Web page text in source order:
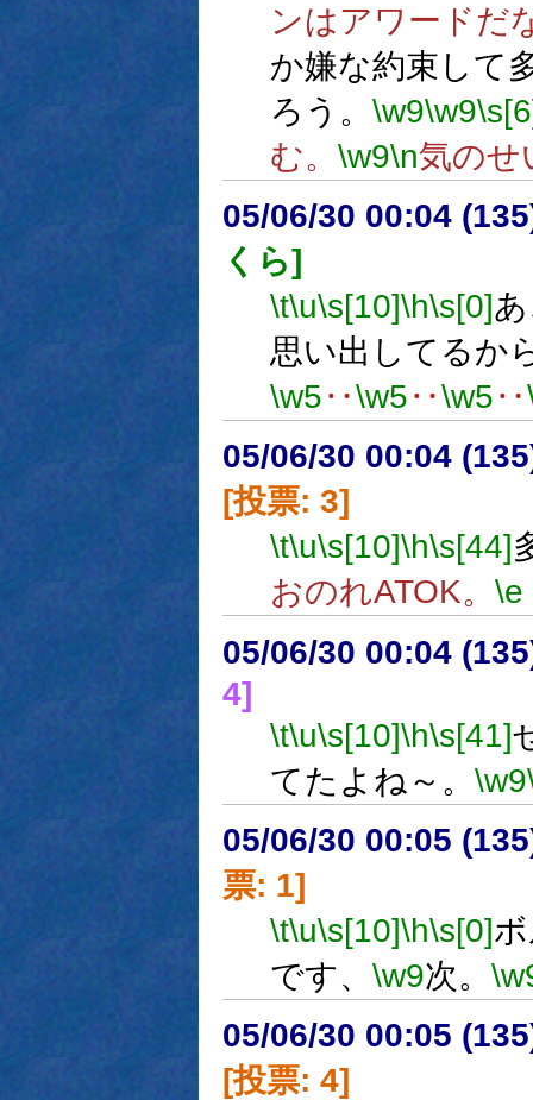
ンはアワードだ
か嫌な約束して
ろう。 \w9\w9
む。 \w9\n気のせ
05/06/30 00:04
くら]
\t\u\s[10]\h\s[0]
思い出してるか
\w5‥\w5‥\w5‥
05/06/30 00:04
[投票: 3]
\t\u\s[10]\h\s[44]
おのれATOK。 \e
05/06/30 00:04
4]
\t\u\s[10]\h\s[41]
てたよね～。 \w9
05/06/30 00:05
票: 1]
\t\u\s[10]\h\s[0]
です、 \w9次。
05/06/30 00:05
[投票: 4]